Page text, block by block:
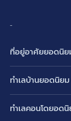
-
ที่อยู่อาศัยยอดนิ
ทาวน์เฮ้าส์ ทาวน์โฮม
ทำเลบ้านยอดนิยม
ทำเลคอนโดยอด